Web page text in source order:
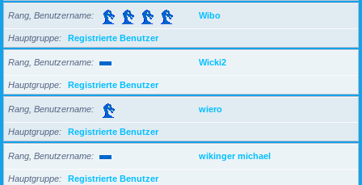
Rang, Benutzername Wibo
Hauptgruppe Registrierte Benutzer
Rang, Benutzername Wicki2
Hauptgruppe Registrierte Benutzer
Rang, Benutzername wiero
Hauptgruppe Registrierte Benutzer
Rang, Benutzername wikinger michael
Hauptgruppe Registrierte Benutzer